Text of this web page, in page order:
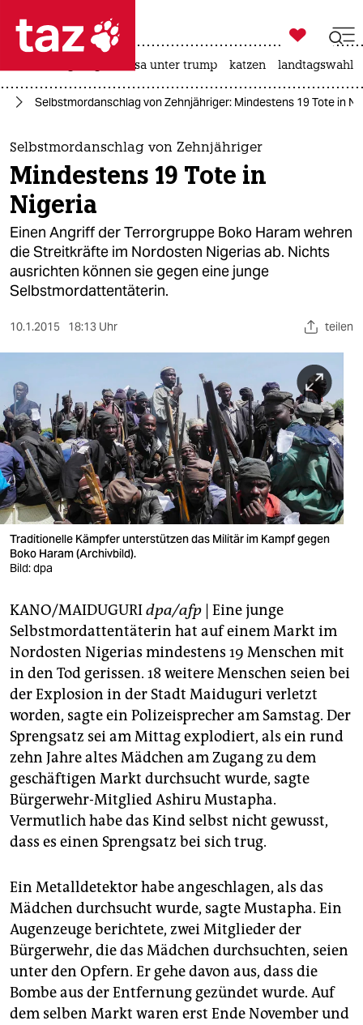
 taz zahl ich
taz zahl ich
themen
politik
öko
gesellschaft
kultur
sport
nord
wahrheit
verlag
verlag
veranstaltungen
shop
fragen & hilfe
unterstützen
abo
genossenschaft
epaper login

taz zahl ich
usa unter trump katzen landtagswahl
Selbstmordanschlag von Zehnjähriger: Mindestens 19 Tote in
Selbstmordanschlag von Zehnjähriger
Mindestens 19 Tote in
Nigeria
Einen Angriff der Terrorgruppe Boko Haram wehren
die Streitkräfte im Nordosten Nigerias ab. Nichts
ausrichten können sie gegen eine junge
Selbstmordattentäterin.
10.1.2015 18:13 Uhr teilen
Traditionelle Kämpfer unterstützen das Militär im Kampf gegen
Boko Haram (Archivbild).
Bild: dpa
KANO/MAIDUGURIdpa/afp | Eine junge
Selbstmordattentäterin hat auf einem Markt im
Nordosten Nigerias mindestens 19 Menschen mit
in den Tod gerissen. 18 weitere Menschen seien bei
der Explosion in der Stadt Maiduguri verletzt
worden, sagte ein Polizeisprecher am Samstag. Der
Sprengsatz sei am Mittag explodiert, als ein rund
zehn Jahre altes Mädchen am Zugang zu dem
geschäftigen Markt durchsucht wurde, sagte
Bürgerwehr-Mitglied Ashiru Mustapha.
Vermutlich habe das Kind selbst nicht gewusst,
dass es einen Sprengsatz bei sich trug.
Ein Metalldetektor habe angeschlagen, als das
Mädchen durchsucht wurde, sagte Mustapha. Ein
Augenzeuge berichtete, zwei Mitglieder der
Bürgerwehr, die das Mädchen durchsuchten, seien
unter den Opfern. Er gehe davon aus, dass die
Bombe aus der Entfernung gezündet wurde. Auf
dem selben Markt waren erst Ende November und